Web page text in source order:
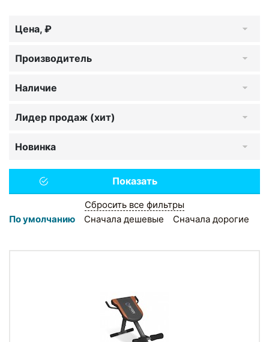
Цена, ₽
Производитель
Наличие
Лидер продаж (хит)
Новинка
Сбросить все фильтры
По умолчанию
Сначала дешевые Сначала дорогие